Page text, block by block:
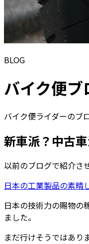
BLOG
バイク便ブ
バイク便ライダーのブ
新車派？中古
以前のブログで紹介さ
日本の工業製品の素晴
日本の技術力の賜物の
ました。
まだ行けそうではあり